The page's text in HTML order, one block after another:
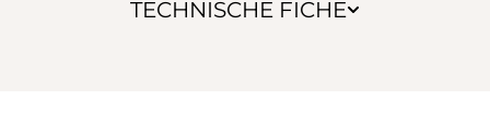
TECHNISCHE FICHE